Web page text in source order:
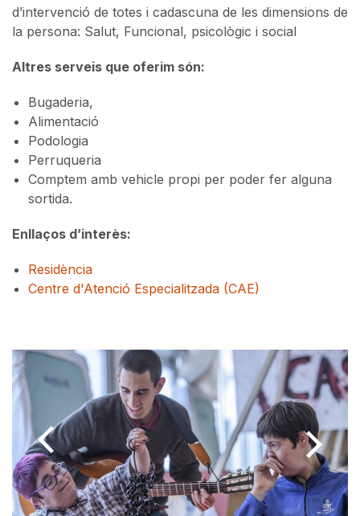
d’intervenció de totes i cadascuna de les dimensions de
la persona: Salut, Funcional, psicològic i social
Altres serveis que oferim són:
Bugaderia,
Alimentació
Podologia
Perruqueria
Comptem amb vehicle propi per poder fer alguna
sortida.
Enllaços d’interès:
Residència
Centre d'Atenció Especialitzada (CAE)